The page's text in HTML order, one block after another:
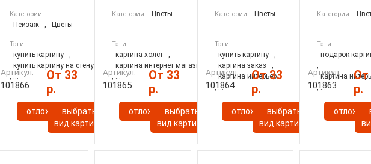
Категории:
Пейзаж , Цветы
Тэги:
купить картину
,
купить картину на стену
, ...
Артикул:
101866
От 33
р.
отложитьвыбрать
вид картины
Категории: Цветы
Тэги:
картина холст
,
картина интернет магазин
, ...
Артикул:
101865
От 33
р.
отложитьвыбрать
вид картины
Категории: Цветы
Тэги:
купить картину
,
картина заказ
,
картина интерьер
, ...
Артикул:
101864
От 33
р.
отложитьвыбрать
вид картины
Категории:
Тэги:
подарок
,
картина
, ...
Артикул:
101863
От
р.